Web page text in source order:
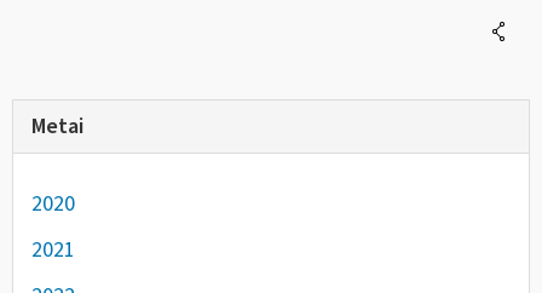
Metai
2020
2021